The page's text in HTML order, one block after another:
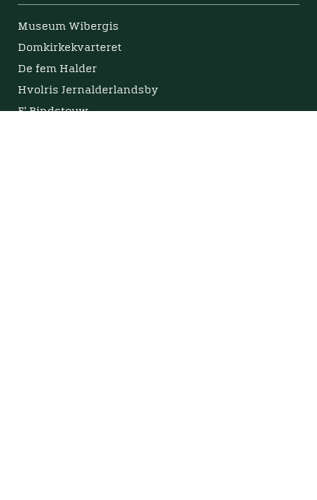
Museum Wibergis
Domkirkekvarteret
De fem Halder
Hvolris Jernalderlandsby
E' Bindstouw